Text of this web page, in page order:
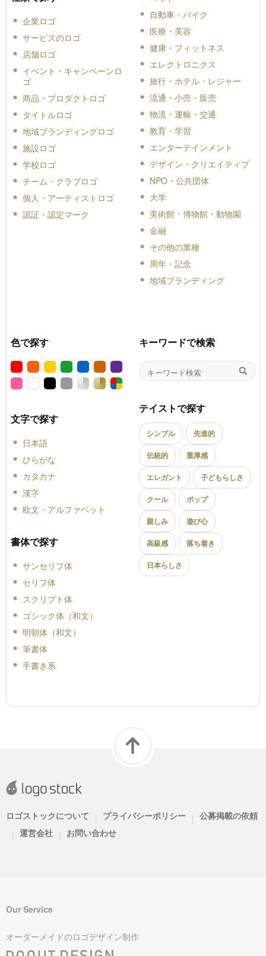
企業ロゴ
サービスのロゴ
店舗ロゴ
イベント・キャンペーンロ
ゴ
商品・プロダクトロゴ
タイトルロゴ
地域ブランディングロゴ
施設ロゴ
学校ロゴ
チーム・クラブロゴ
個人・アーティストロゴ
認証・認定マーク
自動車・バイク
医療・美容
健康・フィットネス
エレクトロニクス
旅行・ホテル・レジャー
流通・小売・販売
物流・運輸・交通
教育・学習
エンターテインメント
デザイン・クリエイティブ
NPO・公共団体
大学
美術館・博物館・動物園
金融
その他の業種
周年・記念
地域ブランディング
色で探す
文字で探す
日本語
ひらがな
カタカナ
漢字
欧文・アルファベット
書体で探す
サンセリフ体
セリフ体
スクリプト体
ゴシック体（和文）
明朝体（和文）
筆書体
手書き系
キーワードで検索
テイストで探す
シンプル 先進的
伝統的 重厚感
エレガント 子どもらしさ
クール ポップ
親しみ 遊び心
高級感 落ち着き
日本らしさ
ロゴストックについて | プライバシーポリシー | 公募掲載の依頼
| 運営会社 | お問い合わせ
Our Service
オーダーメイドのロゴデザイン制作